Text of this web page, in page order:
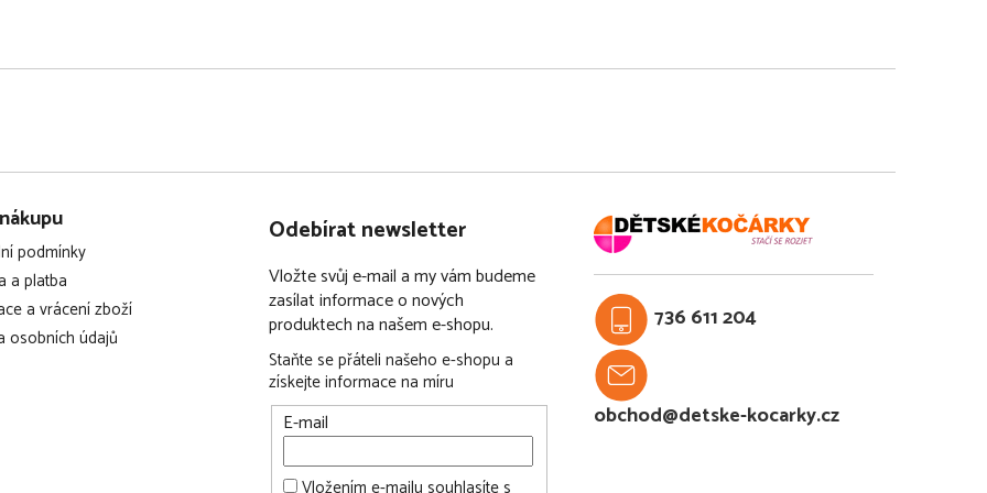
nové využití.
nášivky, které
a vše tak dozdobit.
podmínky
a platba
a vrácení zboží
osobních údajů
Odebírat newsletter
Vložte svůj e-mail a my vám budeme
zasílat informace o nových
produktech na našem e-shopu.
Staňte se přáteli našeho e-shopu a
získejte informace na míru
E-mail
736 611 204
obchod@detske-kocarky.cz